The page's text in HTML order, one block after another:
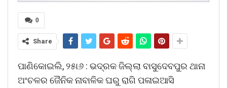
0
Share
ପାଣିକୋଇଲି, ୨୫ା୬ : ଭଦ୍ରକ ଜିଲ୍ଲା ବାସୁଦେବପୁର ଥାନା
ଅଂଚଳର ଜୈନିକ ନାବାଳିକ ଘରୁ ରାଗି ପଳାଇଆସି